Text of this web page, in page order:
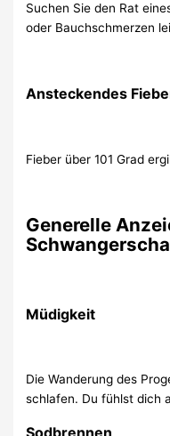
Suchen Sie den Rat
oder Bauchschmerzen
Ansteckendes
Fieber über 101 Grad
Generelle
Müdigkeit
Die Wanderung des
schlafen. Du fühlst dich